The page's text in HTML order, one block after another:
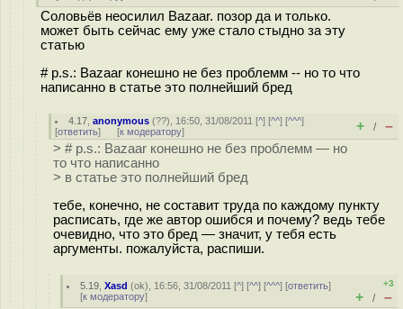
Соловьёв неосилил Bazaar. позор да и только.
может быть сейчас ему уже стало стыдно за эту
статью
# p.s.: Bazaar конешно не без проблемм -- но то что
написанно в статье это полнейший бред
4.17 ,anonymous (??), 16:50, 31/08/2011 [^] [^^] [^^^]
[ответить] [к модератору] + / –
> # p.s.: Bazaar конешно не без проблемм — но
то что написанно
> в статье это полнейший бред
тебе, конечно, не составит труда по каждому пункту
расписать, где же автор ошибся и почему? ведь тебе
очевидно, что это бред — значит, у тебя есть
аргументы. пожалуйста, распиши.
5.19 ,Xasd (ok), 16:56, 31/08/2011 [^] [^^] [^^^] [ответить]
[к модератору]
+3
+ / –